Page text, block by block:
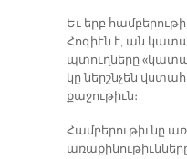
Եւ երբ
Հոգիէն է, ան
պտուղները
կը ներշնչեն
քաջութիւն։
Համբերութիւնը